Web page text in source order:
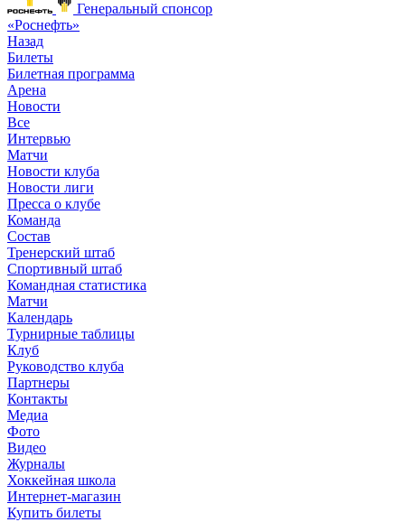
Генеральный спонсор
«Роснефть»
Назад
Билеты
Билетная программа
Арена
Новости
Все
Интервью
Матчи
Новости клуба
Новости лиги
Пресса о клубе
Команда
Состав
Тренерский штаб
Спортивный штаб
Командная статистика
Матчи
Календарь
Турнирные таблицы
Клуб
Руководство клуба
Партнеры
Контакты
Медиа
Фото
Видео
Журналы
Хоккейная школа
Интернет-магазин
Купить билеты